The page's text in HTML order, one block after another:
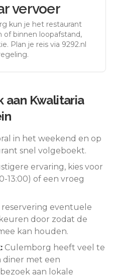
vervoer
kun je het restaurant
of binnen loopafstand,
Plan je reis via 9292.nl
aan Kwalitaria
in het weekend en op
snel volgeboekt.
ervaring, kies voor
13:00) of een vroeg
reservering eventuele
door zodat de
kan houden.
Culemborg heeft veel te
diner met een
aan lokale